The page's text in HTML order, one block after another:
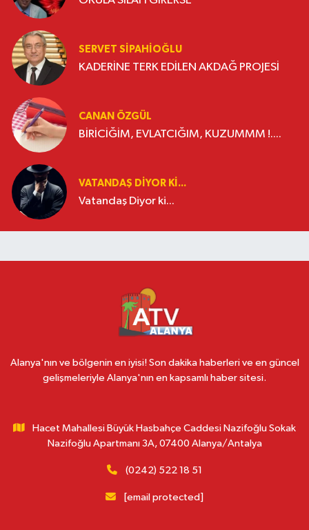
SERVET SİPAHİOĞLU
KADERİNE TERK EDİLEN AKDAĞ PROJESİ
CANAN ÖZGÜL
BİRİCİĞİM, EVLATCIĞIM, KUZUMMM !....
VATANDAŞ DIYOR KI...
Vatandaş Diyor ki...
Alanya'nın ve bölgenin en iyisi! Son dakika haberleri ve en güncel
gelişmeleriyle Alanya'nın en kapsamlı haber sitesi.
Hacet Mahallesi Büyük Hasbahçe Caddesi Nazifoğlu Sokak
Nazifoğlu Apartmanı 3A, 07400 Alanya/Antalya
(0242) 522 18 51
[email protected]